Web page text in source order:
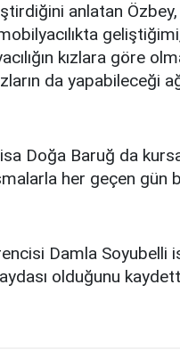
anlatan
kızlara göre
da yapabileceği
Doğa Baruğ da
her geçen gün
Damla Soyubelli
olduğunu